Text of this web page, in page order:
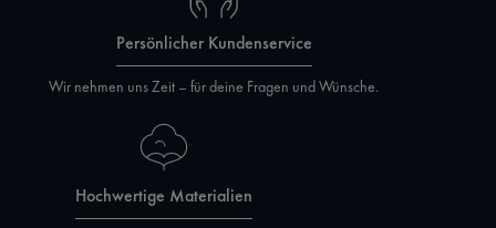
Persönlicher Kundenservice
Wir nehmen uns Zeit – für deine Fragen und Wünsche.
Hochwertige Materialien